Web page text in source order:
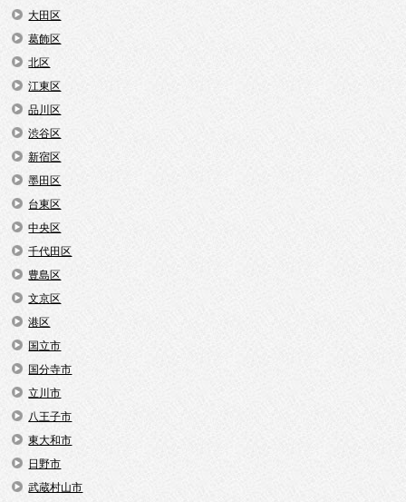
大田区
葛飾区
北区
江東区
品川区
渋谷区
新宿区
墨田区
台東区
中央区
千代田区
豊島区
文京区
港区
国立市
国分寺市
立川市
八王子市
東大和市
日野市
武蔵村山市